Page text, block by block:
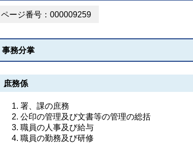
ページ番号：000009259
事務分掌
庶務係
署、課の庶務
公印の管理及び文書等の管理の総括
職員の人事及び給与
職員の勤務及び研修